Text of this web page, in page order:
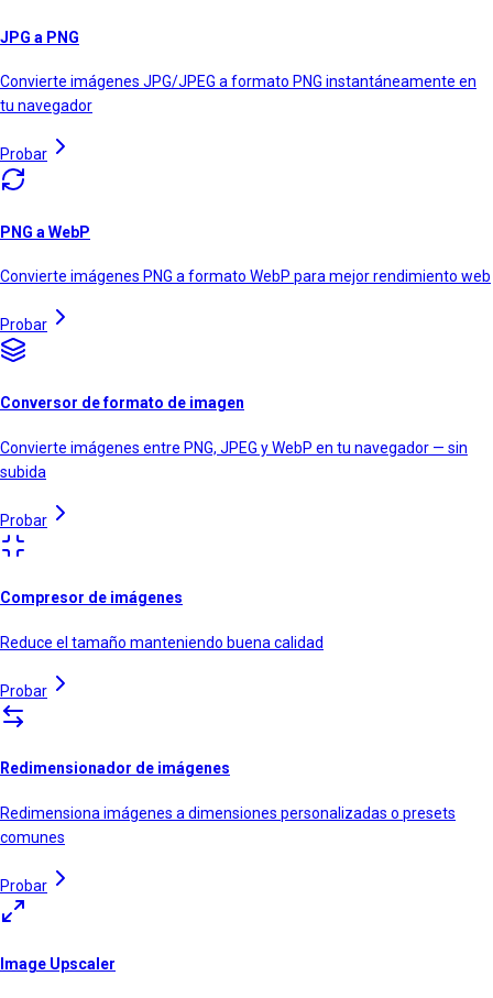
JPG a PNG
Convierte imágenes JPG/JPEG a formato PNG instantáneamente en
tu navegador
Probar
PNG a WebP
Convierte imágenes PNG a formato WebP para mejor rendimiento web
Probar
Conversor de formato de imagen
Convierte imágenes entre PNG, JPEG y WebP en tu navegador — sin
subida
Probar
Compresor de imágenes
Reduce el tamaño manteniendo buena calidad
Probar
Redimensionador de imágenes
Redimensiona imágenes a dimensiones personalizadas o presets
comunes
Probar
Image Upscaler